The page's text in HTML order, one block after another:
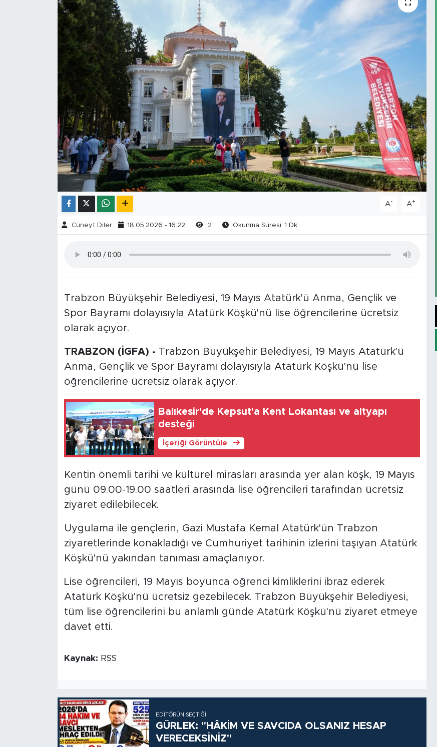
A- A+
Cüneyt Diler 18.05.2026 - 16:22 2 Okunma Süresi: 1 Dk
Trabzon Büyükşehir Belediyesi, 19 Mayıs Atatürk'ü Anma, Gençlik ve
Spor Bayramı dolayısıyla Atatürk Köşkü'nü lise öğrencilerine ücretsiz
olarak açıyor.
TRABZON (İGFA) - Trabzon Büyükşehir Belediyesi, 19 Mayıs Atatürk'ü
Anma, Gençlik ve Spor Bayramı dolayısıyla Atatürk Köşkü'nü lise
öğrencilerine ücretsiz olarak açıyor.
Balıkesir'de Kepsut'a Kent Lokantası ve altyapı
desteği
İçeriği Görüntüle
Kentin önemli tarihi ve kültürel mirasları arasında yer alan köşk, 19 Mayıs
günü 09.00-19.00 saatleri arasında lise öğrencileri tarafından ücretsiz
ziyaret edilebilecek.
Uygulama ile gençlerin, Gazi Mustafa Kemal Atatürk'ün Trabzon
ziyaretlerinde konakladığı ve Cumhuriyet tarihinin izlerini taşıyan Atatürk
Köşkü'nü yakından tanıması amaçlanıyor.
Lise öğrencileri, 19 Mayıs boyunca öğrenci kimliklerini ibraz ederek
Atatürk Köşkü'nü ücretsiz gezebilecek. Trabzon Büyükşehir Belediyesi,
tüm lise öğrencilerini bu anlamlı günde Atatürk Köşkü'nü ziyaret etmeye
davet etti.
Kaynak: RSS
EDITÖRÜN SEÇTIĞI
GÜRLEK: "HÂKİM VE SAVCIDA OLSANIZ HESAP
VERECEKSİNİZ"